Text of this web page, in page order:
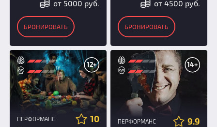
от 5000 руб.
БРОНИРОВАТЬ
от 4500 руб.
БРОНИРОВАТЬ
12+
ПЕРФОРМАНС 10
14+
ПЕРФОРМАНС 9.9